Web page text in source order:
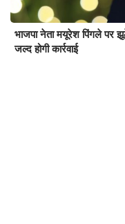
भाजपा नेता मयूरेश पिंगले पर
जल्द होगी कार्रवाई